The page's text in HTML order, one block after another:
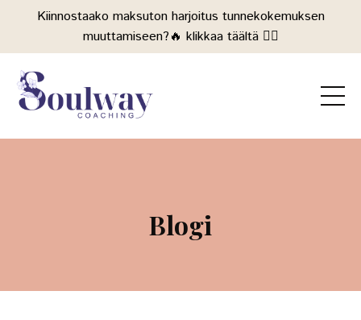
Kiinnostaako maksuton harjoitus tunnekokemuksen
muuttamiseen?🔥 klikkaa täältä 👉🏻
Blogi